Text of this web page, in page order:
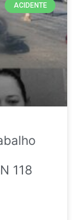
ACIDENTE
118